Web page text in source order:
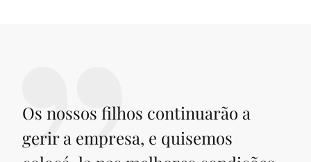
Os nossos filhos continuarão a
gerir a empresa, e quisemos